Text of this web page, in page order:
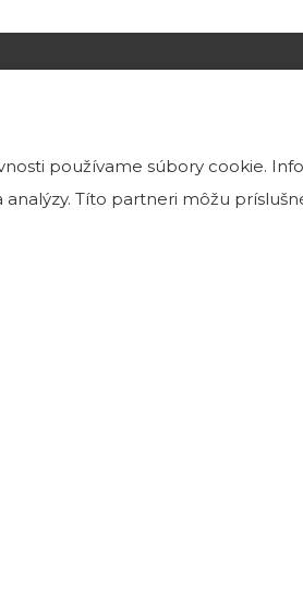
môžete vidieť
používame súbory cookie.
Títo partneri môžu